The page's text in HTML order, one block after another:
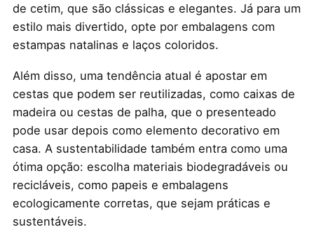
de cetim, que são clássicas e elegantes. Já para um
estilo mais divertido, opte por embalagens com
estampas natalinas e laços coloridos.
Além disso, uma tendência atual é apostar em
cestas que podem ser reutilizadas, como caixas de
madeira ou cestas de palha, que o presenteado
pode usar depois como elemento decorativo em
casa. A sustentabilidade também entra como uma
ótima opção: escolha materiais biodegradáveis ou
recicláveis, como papeis e embalagens
ecologicamente corretas, que sejam práticas e
sustentáveis.